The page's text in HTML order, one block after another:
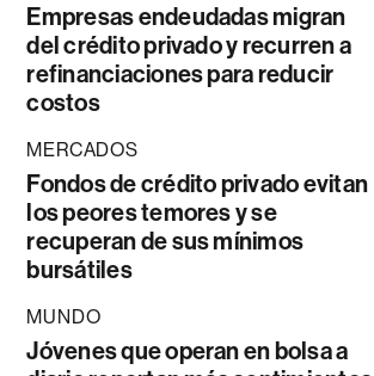
Empresas endeudadas migran
del crédito privado y recurren a
refinanciaciones para reducir
costos
MERCADOS
Fondos de crédito privado evitan
los peores temores y se
recuperan de sus mínimos
bursátiles
MUNDO
Jóvenes que operan en bolsa a